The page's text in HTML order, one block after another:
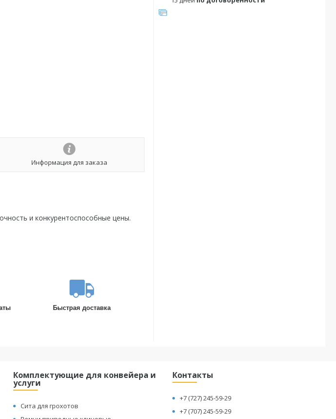
Информация для заказа
и конкурентоспособные цены.
Быстрая доставка
Комплектующие для конвейера и
услуги
Сита для грохотов
Контакты
+7 (727) 245-59-29
+7 (707) 245-59-29